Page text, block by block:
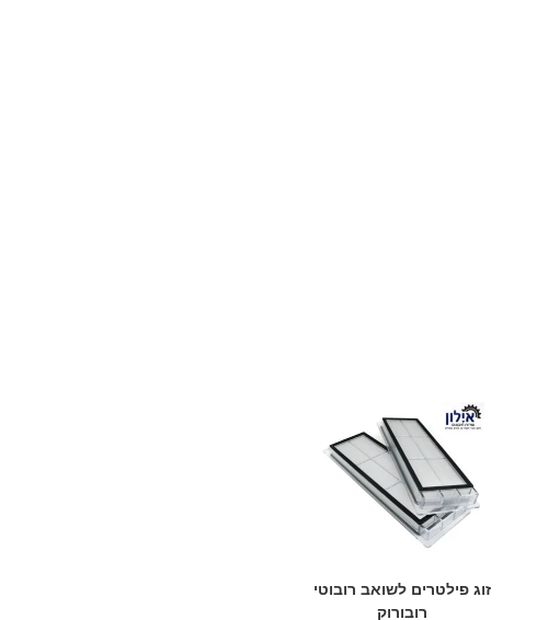
זוג פילטרים לשואב רובוטי
רובורוק